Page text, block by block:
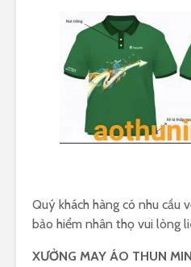
Quý khách hàng có nhu cầu
bảo hiểm nhân thọ vui lòng
XƯỞNG MAY ÁO THUN